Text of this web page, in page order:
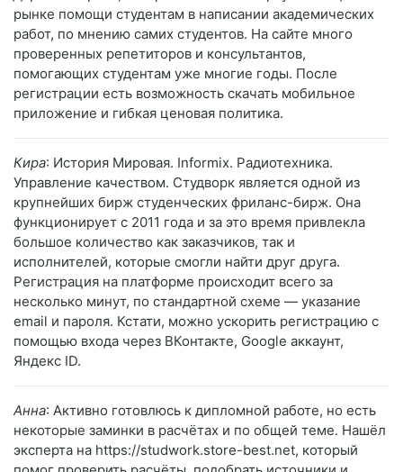
рынке помощи студентам в написании академических
работ, по мнению самих студентов. На сайте много
проверенных репетиторов и консультантов,
помогающих студентам уже многие годы. После
регистрации есть возможность скачать мобильное
приложение и гибкая ценовая политика.
Кира: История Мировая. Informix. Радиотехника.
Управление качеством. Студворк является одной из
крупнейших бирж студенческих фриланс-бирж. Она
функционирует с 2011 года и за это время привлекла
большое количество как заказчиков, так и
исполнителей, которые смогли найти друг друга.
Регистрация на платформе происходит всего за
несколько минут, по стандартной схеме — указание
email и пароля. Кстати, можно ускорить регистрацию с
помощью входа через ВКонтакте, Google аккаунт,
Яндекс ID.
Анна: Активно готовлюсь к дипломной работе, но есть
некоторые заминки в расчётах и по общей теме. Нашёл
эксперта на https://studwork.store-best.net, который